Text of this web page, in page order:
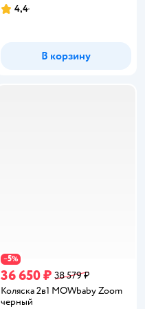
Рейтинг:
4,4
В корзину
−5%
36 650 ₽ 38 579 ₽
Коляска 2в1 MOWbaby Zoom
черный